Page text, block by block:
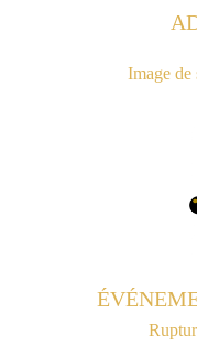
Image de